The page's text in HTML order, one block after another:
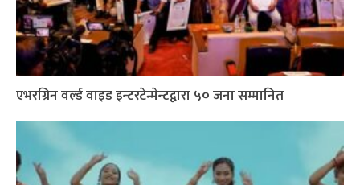
एभरग्रिन वर्ल्ड वाइड इन्टरटेन्मेन्टद्वारा ५० जना सम्मानित